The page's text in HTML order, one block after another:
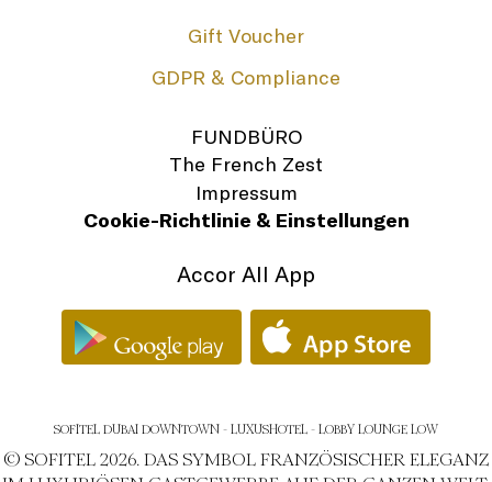
Gift Voucher
GDPR & Compliance
FUNDBÜRO
The French Zest
Impressum
Cookie-Richtlinie & Einstellungen
Accor All App
SOFITEL DUBAI DOWNTOWN - LUXUSHOTEL - LOBBY LOUNGE LOW
© SOFITEL 2026. DAS SYMBOL FRANZÖSISCHER ELEGANZ